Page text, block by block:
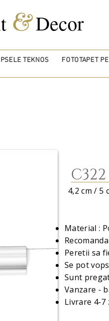
&Decor
TEKNOS FOTOTAPET
C322
Material :
Peretii sa
Se pot
Sunt
Vanzare -
Livrare 4-7
4,2 cm / 5